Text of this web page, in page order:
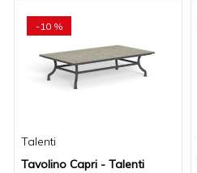
-10 %
Talenti
Tavolino Capri - Talenti